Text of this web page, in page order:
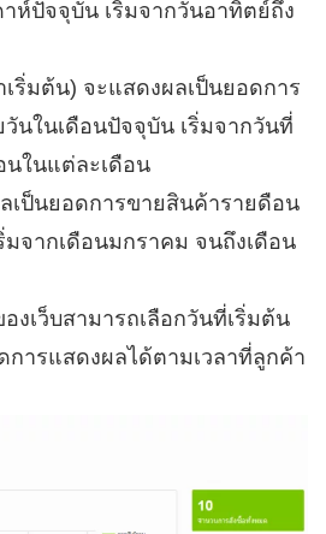
ห์ปัจจุบัน เริ่มจากวันอาทิตย์ถึง
เริ่มต้น) จะแสดงผลเป็นยอดการ
นในเดือนปัจจุบัน เริ่มจากวันที่
นในแต่ละเดือน
เป็นยอดการขายสินค้ารายดือน
มจากเดือนมกราคม จนถึงเดือน
งเว็บสามารถเลือกวันที่เริ่มต้น
ารแสดงผลได้ตามเวลาที่ลูกค้า